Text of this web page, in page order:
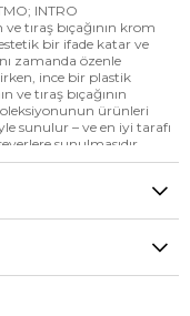
INTRO
tıraş bıçağının krom
bir ifade katar ve
zamanda özenle
ince bir plastik
ve tıraş bıçağının
ürünleri
sunulur – ve en iyi tarafı
sunulmasıdır.
veya Gillette®
Seriye ait tıraş